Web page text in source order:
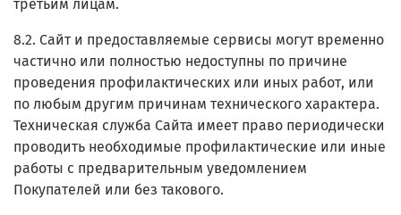
третьим лицам.
8.2. Сайт и предоставляемые сервисы могут временно
частично или полностью недоступны по причине
проведения профилактических или иных работ, или
по любым другим причинам технического характера.
Техническая служба Сайта имеет право периодически
проводить необходимые профилактические или иные
работы с предварительным уведомлением
Покупателей или без такового.